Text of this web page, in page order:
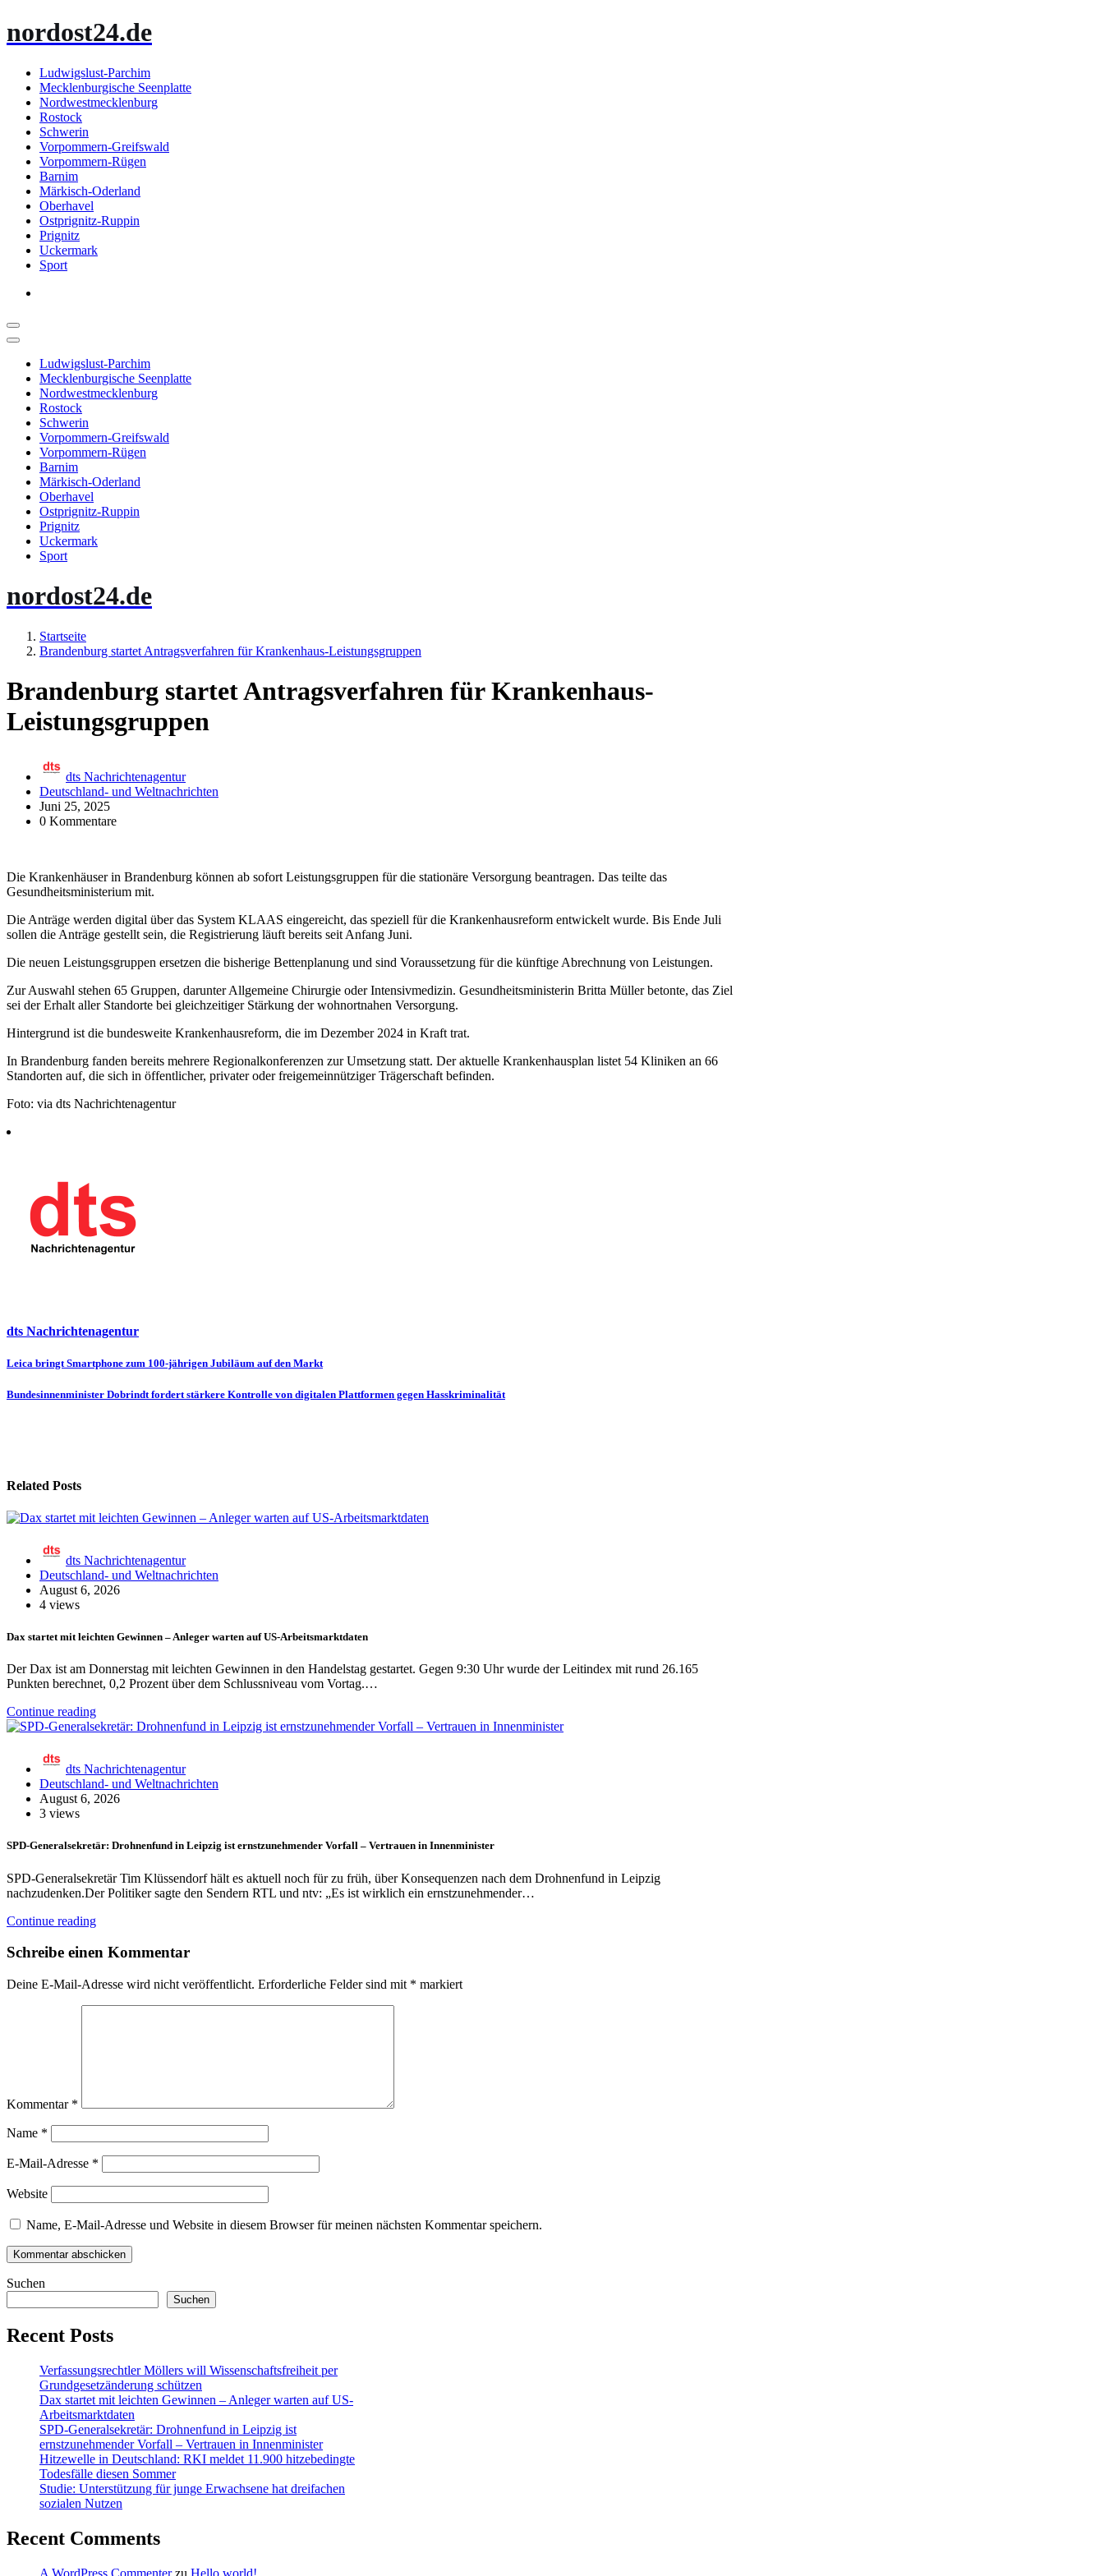
Inhalt
nordost24.de
Ludwigslust-Parchim
Mecklenburgische Seenplatte
Nordwestmecklenburg
Rostock
Schwerin
Vorpommern-Greifswald
Vorpommern-Rügen
Barnim
Märkisch-Oderland
Oberhavel
Ostprignitz-Ruppin
Prignitz
Uckermark
Sport
Ludwigslust-Parchim
Mecklenburgische Seenplatte
Nordwestmecklenburg
Rostock
Schwerin
Vorpommern-Greifswald
Vorpommern-Rügen
Barnim
Märkisch-Oderland
Oberhavel
Ostprignitz-Ruppin
Prignitz
Uckermark
Sport
nordost24.de
Startseite
Brandenburg startet Antragsverfahren für Krankenhaus-Leistungsgruppen
Brandenburg startet Antragsverfahren für Krankenhaus-
Leistungsgruppen
dts Nachrichtenagentur
Deutschland- und Weltnachrichten
Juni 25, 2025
0 Kommentare
Die Krankenhäuser in Brandenburg können ab sofort Leistungsgruppen für die stationäre Versorgung beantragen. Das teilte das
Gesundheitsministerium mit.
Die Anträge werden digital über das System KLAAS eingereicht, das speziell für die Krankenhausreform entwickelt wurde. Bis Ende Juli
sollen die Anträge gestellt sein, die Registrierung läuft bereits seit Anfang Juni.
Die neuen Leistungsgruppen ersetzen die bisherige Bettenplanung und sind Voraussetzung für die künftige Abrechnung von Leistungen.
Zur Auswahl stehen 65 Gruppen, darunter Allgemeine Chirurgie oder Intensivmedizin. Gesundheitsministerin Britta Müller betonte, das Ziel
sei der Erhalt aller Standorte bei gleichzeitiger Stärkung der wohnortnahen Versorgung.
Hintergrund ist die bundesweite Krankenhausreform, die im Dezember 2024 in Kraft trat.
In Brandenburg fanden bereits mehrere Regionalkonferenzen zur Umsetzung statt. Der aktuelle Krankenhausplan listet 54 Kliniken an 66
Standorten auf, die sich in öffentlicher, privater oder freigemeinnütziger Trägerschaft befinden.
Foto: via dts Nachrichtenagentur
dts Nachrichtenagentur
Beitragsnavigation
Leica bringt Smartphone zum 100-jährigen Jubiläum auf den Markt
Bundesinnenminister Dobrindt fordert stärkere Kontrolle von digitalen Plattformen gegen Hasskriminalität
Related Posts
dts Nachrichtenagentur
Deutschland- und Weltnachrichten
August 6, 2026
4 views
Dax startet mit leichten Gewinnen – Anleger warten auf US-Arbeitsmarktdaten
Der Dax ist am Donnerstag mit leichten Gewinnen in den Handelstag gestartet. Gegen 9:30 Uhr wurde der Leitindex mit rund 26.165
Punkten berechnet, 0,2 Prozent über dem Schlussniveau vom Vortag.…
Continue reading
dts Nachrichtenagentur
Deutschland- und Weltnachrichten
August 6, 2026
3 views
SPD-Generalsekretär: Drohnenfund in Leipzig ist ernstzunehmender Vorfall – Vertrauen in Innenminister
SPD-Generalsekretär Tim Klüssendorf hält es aktuell noch für zu früh, über Konsequenzen nach dem Drohnenfund in Leipzig
nachzudenken.Der Politiker sagte den Sendern RTL und ntv: „Es ist wirklich ein ernstzunehmender…
Continue reading
Schreibe einen Kommentar
Deine E-Mail-Adresse wird nicht veröffentlicht. Erforderliche Felder sind mit * markiert
Kommentar *
Name *
E-Mail-Adresse *
Website
Name, E-Mail-Adresse und Website in diesem Browser für meinen nächsten Kommentar speichern.
Suchen
Suchen
Recent Posts
Verfassungsrechtler Möllers will Wissenschaftsfreiheit per
Grundgesetzänderung schützen
Dax startet mit leichten Gewinnen – Anleger warten auf US-
Arbeitsmarktdaten
SPD-Generalsekretär: Drohnenfund in Leipzig ist
ernstzunehmender Vorfall – Vertrauen in Innenminister
Hitzewelle in Deutschland: RKI meldet 11.900 hitzebedingte
Todesfälle diesen Sommer
Studie: Unterstützung für junge Erwachsene hat dreifachen
sozialen Nutzen
Recent Comments
A WordPress Commenterzu Hello world!